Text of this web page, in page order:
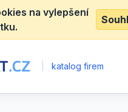
na vylepšení
katalog firem